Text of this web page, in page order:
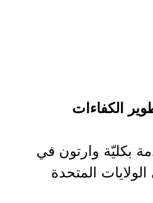
الكفاءات
بكليّة وارتون في
الولايات المتحدة